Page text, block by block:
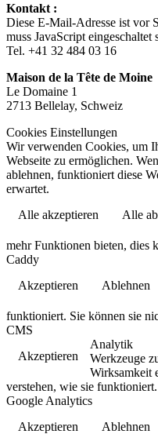
Kontakt :
Diese E-Mail-Adresse ist vor
muss JavaScript eingeschaltet
Tel. +41 32 484 03 16
Maison de la Tête de Moine
Le Domaine 1
2713 Bellelay, Schweiz
Cookies Einstellungen
Wir verwenden Cookies, um
Webseite zu ermöglichen.
ablehnen, funktioniert diese
erwartet.
Alle akzeptieren
Alle
mehr Funktionen bieten, dies
Caddy
Akzeptieren
Ablehnen
funktioniert. Sie können sie
CMS
Akzeptieren
Analytik
Werkzeuge
Wirksamkeit
verstehen, wie sie funktioniert.
Google Analytics
Akzeptieren
Ablehnen